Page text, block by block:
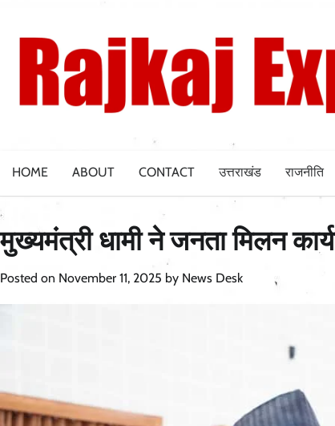
content
HOME ABOUT CONTACT उत्तराखंड राजनीति
मुख्यमंत्री धामी ने जनता मिलन
Posted on November 11, 2025 by News Desk